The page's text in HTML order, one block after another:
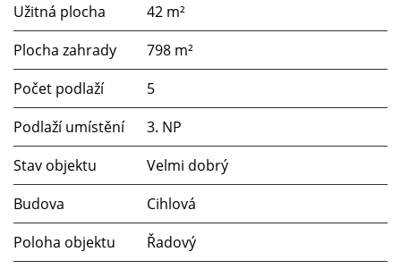
Užitná plocha
42 m²
Plocha zahrady
798 m²
Počet podlaží
5
Podlaží umístění
3. NP
Stav objektu
Velmi dobrý
Budova
Cihlová
Poloha objektu
Řadový